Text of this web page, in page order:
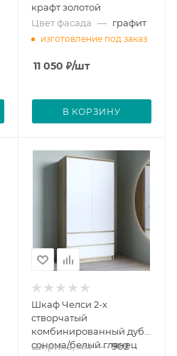
крафт золотой
Цвет фасада — графит
изготовление под заказ
11 050 ₽/шт
В КОРЗИНУ
Шкаф Челси 2-х
створчатый
комбинированный дуб
сонома/белый глянец
Ширина, мм — 902